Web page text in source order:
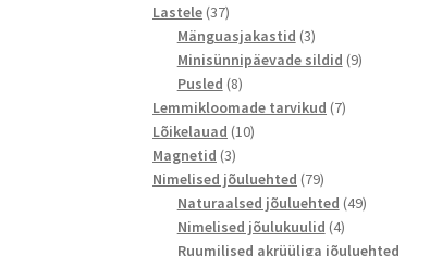
Lastele 3737
toodet
Mänguasjakastid 33
toodet
Minisünnipäevade sildid 99
Pusled 88
toodet
Lemmikloomade tarvikud 77
Lõikelauad 1010
Magnetid 33
toodet
Nimelised jõuluehted 7979
toodet
Naturaalsed jõuluehted 4949
Nimelised jõulukuulid 44
toodet
Ruumilised akrüüliga jõuluehted